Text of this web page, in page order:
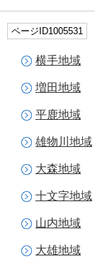
ページID1005531
横手地域
増田地域
平鹿地域
雄物川地域
大森地域
十文字地域
山内地域
大雄地域